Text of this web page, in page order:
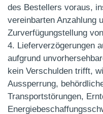
des Bestellers voraus,
vereinbarten Anzahlung
Zurverfügungstellung
4. Lieferverzögerungen
aufgrund
kein Verschulden trifft,
Aussperrung,
Transportstörungen,